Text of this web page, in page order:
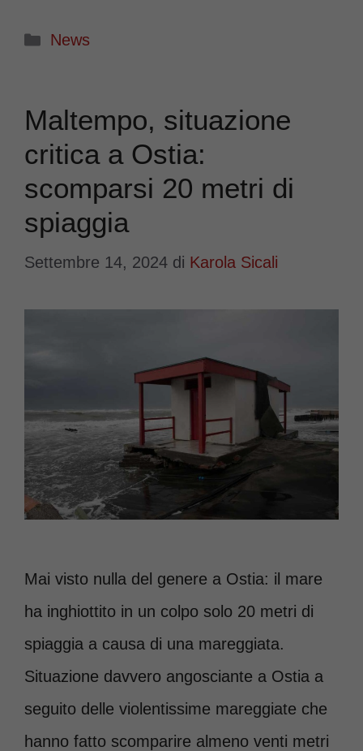
Categorie
News
Maltempo, situazione
critica a Ostia:
scomparsi 20 metri di
spiaggia
Settembre 14, 2024 di Karola Sicali
Mai visto nulla del genere a Ostia: il mare
ha inghiottito in un colpo solo 20 metri di
spiaggia a causa di una mareggiata.
Situazione davvero angosciante a Ostia a
seguito delle violentissime mareggiate che
hanno fatto scomparire almeno venti metri